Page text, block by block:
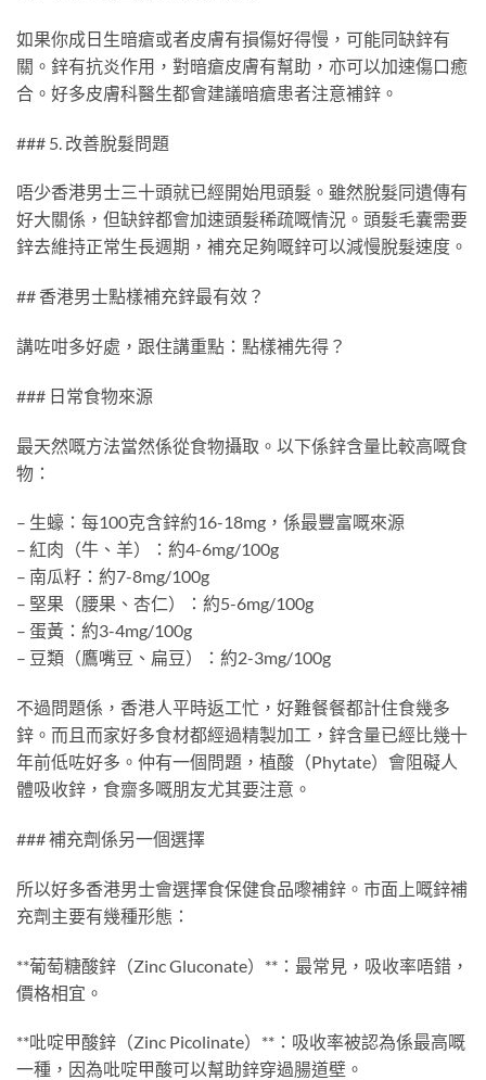
如果你成日生暗瘡或者皮膚有損傷好得慢，可能同缺鋅有
關。鋅有抗炎作用，對暗瘡皮膚有幫助，亦可以加速傷口癒
合。好多皮膚科醫生都會建議暗瘡患者注意補鋅。
### 5. 改善脫髮問題
唔少香港男士三十頭就已經開始甩頭髮。雖然脫髮同遺傳有
好大關係，但缺鋅都會加速頭髮稀疏嘅情況。頭髮毛囊需要
鋅去維持正常生長週期，補充足夠嘅鋅可以減慢脫髮速度。
## 香港男士點樣補充鋅最有效？
講咗咁多好處，跟住講重點：點樣補先得？
### 日常食物來源
最天然嘅方法當然係從食物攝取。以下係鋅含量比較高嘅食
物：
– 生蠔：每100克含鋅約16-18mg，係最豐富嘅來源
– 紅肉（牛、羊）：約4-6mg/100g
– 南瓜籽：約7-8mg/100g
– 堅果（腰果、杏仁）：約5-6mg/100g
– 蛋黃：約3-4mg/100g
– 豆類（鷹嘴豆、扁豆）：約2-3mg/100g
不過問題係，香港人平時返工忙，好難餐餐都計住食幾多
鋅。而且而家好多食材都經過精製加工，鋅含量已經比幾十
年前低咗好多。仲有一個問題，植酸（Phytate）會阻礙人
體吸收鋅，食齋多嘅朋友尤其要注意。
### 補充劑係另一個選擇
所以好多香港男士會選擇食保健食品嚟補鋅。市面上嘅鋅補
充劑主要有幾種形態：
**葡萄糖酸鋅（Zinc Gluconate）**：最常見，吸收率唔錯，
價格相宜。
**吡啶甲酸鋅（Zinc Picolinate）**：吸收率被認為係最高嘅
一種，因為吡啶甲酸可以幫助鋅穿過腸道壁。